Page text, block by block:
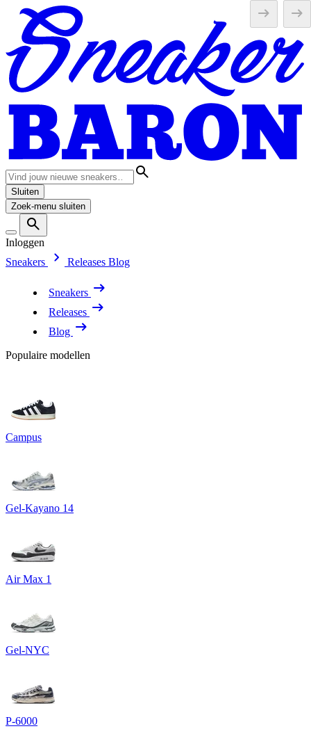
Sluiten
Zoek-menu sluiten
Inloggen
Sneakers
Releases Blog
Sneakers
Releases
Blog
Populaire modellen
Campus
Gel-Kayano 14
Air Max 1
Gel-NYC
P-6000